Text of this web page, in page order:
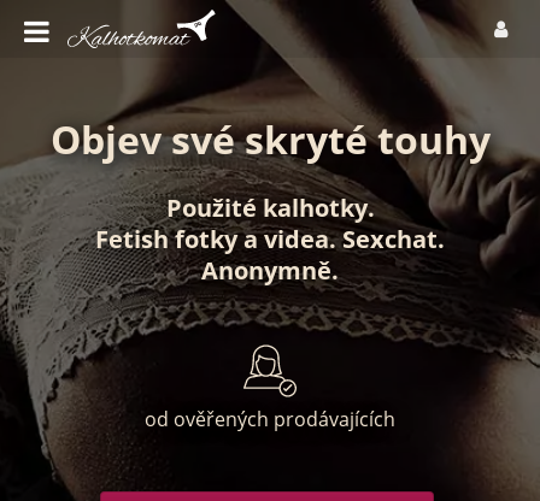
Objev své skryté touhy
Použité kalhotky.
Fetish fotkyavidea.Sexchat.
Anonymně.
od ověřených prodávajících